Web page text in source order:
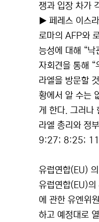
쟁과 입장 차가
▶ 페레스 이스
로마의 AFP와
능성에 대해 “
자회견을 통해 “
라엘을 방문할
황에서 알 수는
게 한다. 그러나
라엘 총리와 정
9:27; 8:25;
유럽연합(EU)
유럽연합(EU)의
에 관한 유엔위
하고 예정대로